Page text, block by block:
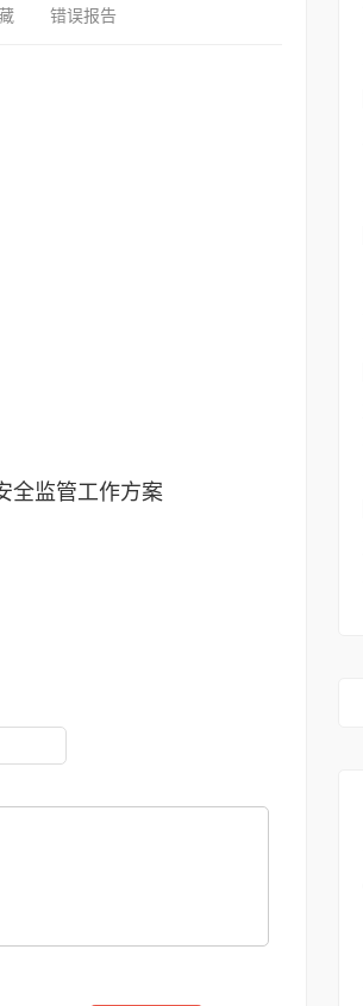
错误报告
全监管工作方案